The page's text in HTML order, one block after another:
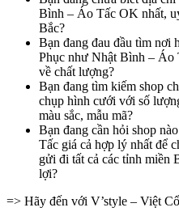
Bình – Áo Tấc OK nhất,
Bắc?
Bạn đang đau đầu tìm nơi
Phục như Nhật Bình – Áo
về chất lượng?
Bạn đang tìm kiếm shop
chụp hình cưới với số
màu sắc, mẫu mã?
Bạn đang cần hỏi shop
Tấc giá cả hợp lý nhất để
gửi đi tất cả các tỉnh miền
lợi?
=> Hãy đến với V’style – Việt